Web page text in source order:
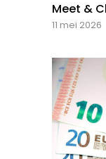
Meet &
11 mei 2026